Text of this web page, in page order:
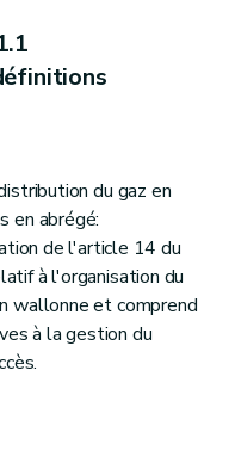
les plans d'adaptation et d'extension
du gaz en
en abrégé:
de l'article 14 du
à l'organisation du
wallonne et comprend
à la gestion du